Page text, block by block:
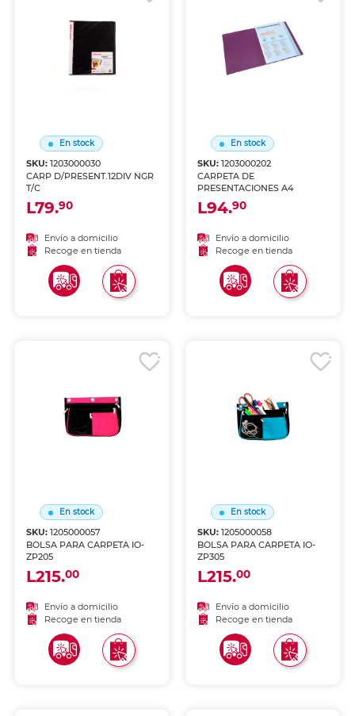
En stock
SKU:1203000030
CARP D/PRESENT.12DIV NGR
T/C
L79.90
Envío a domicilio
Recoge en tienda
En stock
SKU: 1203000202
CARPETA DE
PRESENTACIONES A4
L94.90
Envío a domicilio
Recoge en tienda
En stock
SKU:1205000057
BOLSA PARA CARPETA IO-
ZP205
L215.00
Envío a domicilio
Recoge en tienda
En stock
SKU: 1205000058
BOLSA PARA CARPETA IO-
ZP305
L215.00
Envío a domicilio
Recoge en tienda